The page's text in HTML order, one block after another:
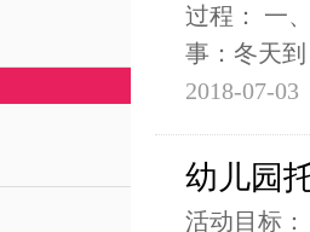
过程： 一
事：冬天到
2018-07-03
幼儿园
活动目标